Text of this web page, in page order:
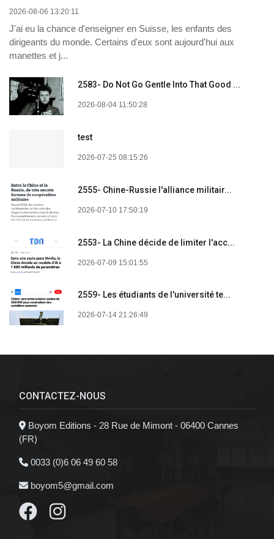
2026-08-06 13:20:11
J'ai eu la chance d'enseigner en Suisse, les enfants des
dirigeants du monde. Certains d'eux sont aujourd'hui aux
manettes et j...
2583- Do Not Go Gentle Into That Good ...
2026-08-04 11:50:28
test
2026-07-25 08:15:26
2555- Chine-Russie l'alliance militair...
2026-07-10 17:50:19
2553- La Chine décide de limiter l'acc...
2026-07-09 15:01:55
2559- Les étudiants de l'université te...
2026-07-14 21:26:49
CONTACTEZ-NOUS
Boyom Editions - 28 Rue de Mimont - 06400 Cannes
(FR)
0033 (0)6 06 49 60 58
boyom5@gmail.com